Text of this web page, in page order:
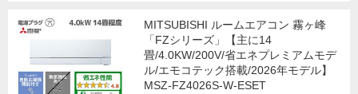
MITSUBISHI ルームエアコン 霧ヶ峰
「FZシリーズ」【主に14
畳/4.0KW/200V/省エネプレミアムモデ
ル/エモコテック搭載/2026年モデル】
MSZ-FZ4026S-W-ESET